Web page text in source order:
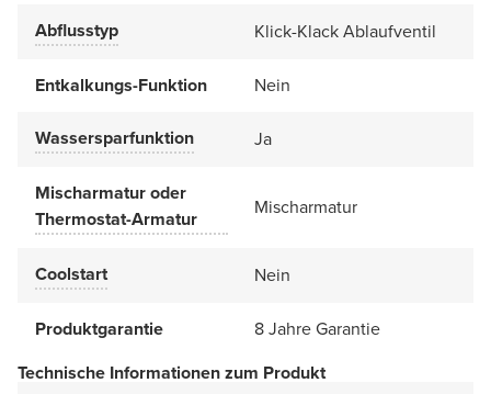
Abflusstyp Klick-Klack Ablaufventil
Entkalkungs-Funktion Nein
Wassersparfunktion Ja
Mischarmatur oder
Thermostat-Armatur
Mischarmatur
Coolstart Nein
Produktgarantie
8 Jahre Garantie
Technische Informationen zum Produkt